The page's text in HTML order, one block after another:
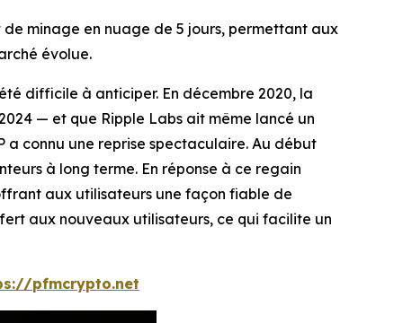
minage en nuage de 5 jours, permettant aux
évolue.
difficile à anticiper. En décembre 2020, la
— et que Ripple Labs ait même lancé un
a connu une reprise spectaculaire. Au début
à long terme. En réponse à ce regain
aux utilisateurs une façon fiable de
aux nouveaux utilisateurs, ce qui facilite un
pfmcrypto.net